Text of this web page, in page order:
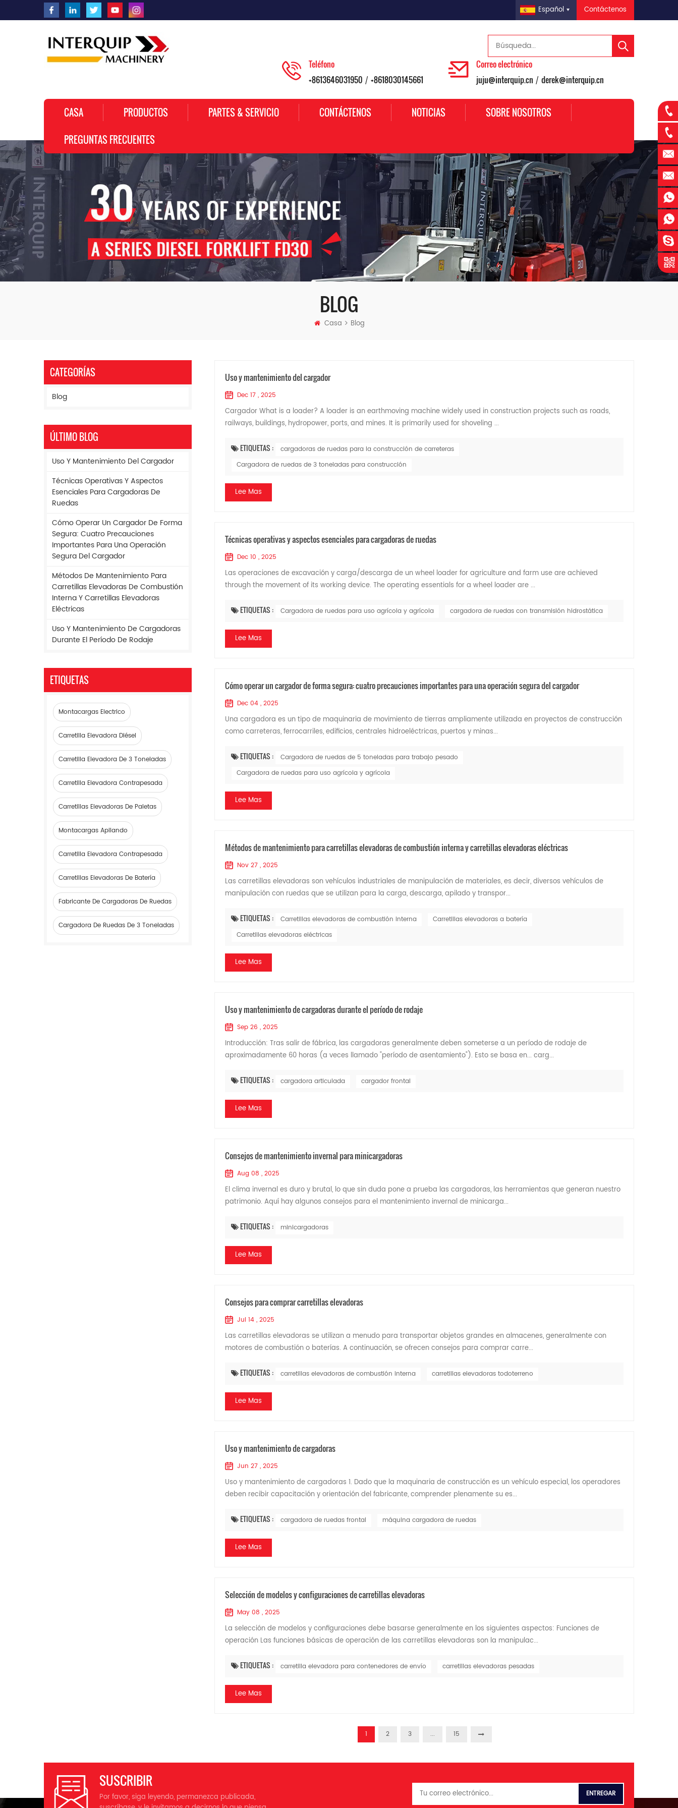
Contáctenos
Español
Teléfono
+8613646031950 / +8618030145661
Correo electrónico
juju@interquip.cn / derek@interquip.cn
CASA PRODUCTOS PARTES & SERVICIO CONTÁCTENOS NOTICIAS SOBRE NOSOTROS
PREGUNTAS FRECUENTES
BLOG
Casa Blog
Uso y mantenimiento del cargador
Dec 17 , 2025
Cargador What is a loader? A loader is an earthmoving machine widely used in construction projects such as roads,
railways, buildings, hydropower, ports, and mines. It is primarily used for shoveling ...
ETIQUETAS :
cargadoras de ruedas para la construcción de carreteras
Cargadora de ruedas de 3 toneladas para construcción
Lee Mas
Técnicas operativas y aspectos esenciales para cargadoras de ruedas
Dec 10 , 2025
Las operaciones de excavación y carga/descarga de un wheel loader for agriculture and farm use are achieved
through the movement of its working device. The operating essentials for a wheel loader are ...
ETIQUETAS : Cargadora de ruedas para uso agrícola y agrícola cargadora de ruedas con transmisión hidrostática
Lee Mas
Cómo operar un cargador de forma segura: cuatro precauciones importantes para una operación segura del cargador
Dec 04 , 2025
Una cargadora es un tipo de maquinaria de movimiento de tierras ampliamente utilizada en proyectos de construcción
como carreteras, ferrocarriles, edificios, centrales hidroeléctricas, puertos y minas...
ETIQUETAS :
Cargadora de ruedas de 5 toneladas para trabajo pesado
Cargadora de ruedas para uso agrícola y agrícola
Lee Mas
Métodos de mantenimiento para carretillas elevadoras de combustión interna y carretillas elevadoras eléctricas
Nov 27 , 2025
Las carretillas elevadoras son vehículos industriales de manipulación de materiales, es decir, diversos vehículos de
manipulación con ruedas que se utilizan para la carga, descarga, apilado y transpor...
ETIQUETAS : Carretillas elevadoras de combustión interna
Carretillas elevadoras a batería
Carretillas elevadoras eléctricas
Lee Mas
Uso y mantenimiento de cargadoras durante el período de rodaje
Sep 26 , 2025
Introducción: Tras salir de fábrica, las cargadoras generalmente deben someterse a un período de rodaje de
aproximadamente 60 horas (a veces llamado "período de asentamiento"). Esto se basa en... carg...
ETIQUETAS : cargadora articulada cargador frontal
Lee Mas
Consejos de mantenimiento invernal para minicargadoras
Aug 08 , 2025
El clima invernal es duro y brutal, lo que sin duda pone a prueba las cargadoras, las herramientas que generan nuestro
patrimonio. Aquí hay algunos consejos para el mantenimiento invernal de minicarga...
ETIQUETAS : minicargadoras
Lee Mas
Consejos para comprar carretillas elevadoras
Jul 14 , 2025
Las carretillas elevadoras se utilizan a menudo para transportar objetos grandes en almacenes, generalmente con
motores de combustión o baterías. A continuación, se ofrecen consejos para comprar carre...
ETIQUETAS : carretillas elevadoras de combustión interna carretillas elevadoras todoterreno
Lee Mas
Uso y mantenimiento de cargadoras
Jun 27 , 2025
Uso y mantenimiento de cargadoras 1. Dado que la maquinaria de construcción es un vehículo especial, los operadores
deben recibir capacitación y orientación del fabricante, comprender plenamente su es...
ETIQUETAS : cargadora de ruedas frontal máquina cargadora de ruedas
Lee Mas
Selección de modelos y configuraciones de carretillas elevadoras
May 08 , 2025
La selección de modelos y configuraciones debe basarse generalmente en los siguientes aspectos: Funciones de
operación Las funciones básicas de operación de las carretillas elevadoras son la manipulac...
ETIQUETAS : carretilla elevadora para contenedores de envío carretillas elevadoras pesadas
Lee Mas
1 2 3 ... 15
CATEGORÍAS
Blog
ÚLTIMO BLOG
Uso Y Mantenimiento Del Cargador
Técnicas Operativas Y Aspectos
Esenciales Para Cargadoras De
Ruedas
Cómo Operar Un Cargador De Forma
Segura: Cuatro Precauciones
Importantes Para Una Operación
Segura Del Cargador
Métodos De Mantenimiento Para
Carretillas Elevadoras De Combustión
Interna Y Carretillas Elevadoras
Eléctricas
Uso Y Mantenimiento De Cargadoras
Durante El Período De Rodaje
ETIQUETAS
Montacargas Electrico
Carretilla Elevadora Diésel
Carretilla Elevadora De 3 Toneladas
Carretilla Elevadora Contrapesada
Carretillas Elevadoras De Paletas
Montacargas Apilando
Carretilla Elevadora Contrapesada
Carretillas Elevadoras De Batería
Fabricante De Cargadoras De Ruedas
Cargadora De Ruedas De 3 Toneladas
SUSCRIBIR
Por favor, siga leyendo, permanezca publicada,